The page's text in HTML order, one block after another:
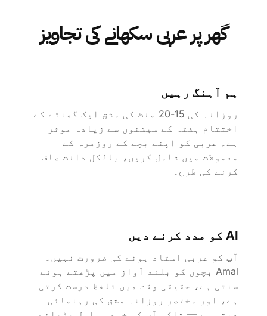
گھر پر عربی سکھانے کی تجاویز
ہم آہنگ رہیں
روزانہ کی 15-20 منٹ کی مشق ایک گھنٹے کے
اختتام ہفتہ کے سیشنوں سے زیادہ موثر
ہے۔ عربی کو اپنے بچے کے روزمرہ کے
معمولات میں شامل کریں، بالکل دانت صاف
کرنے کی طرح۔
AI کو مدد کرنے دیں
آپ کو عربی استاد ہونے کی ضرورت نہیں۔
Amal بچوں کو بلند آواز میں پڑھتے ہوئے
سنتی ہے، حقیقی وقت میں تلفظ درست کرتی
ہے، اور مختصر روزانہ مشق کی رہنمائی